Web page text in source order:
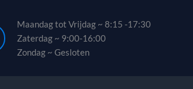
Maandag tot Vrijdag ~ 8:15 -17:30
Zaterdag ~ 9:00-16:00
Zondag ~ Gesloten